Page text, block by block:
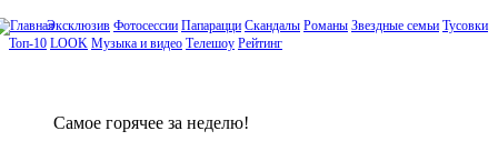
Эксклюзив Фотосессии Папарацци Скандалы Романы Звездные семьи Тусовки
Топ-10 LOOK Музыка и видео Телешоу Рейтинг
Сaмое гoрячее за неделю!